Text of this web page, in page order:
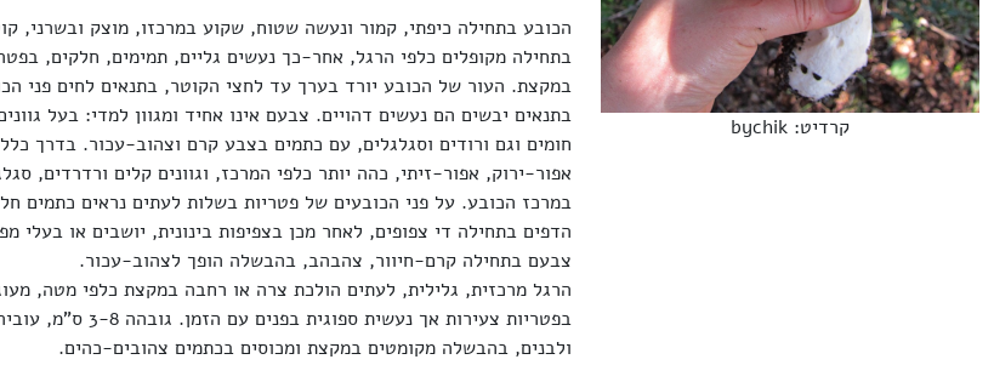
קרדיט: bychik
בתחילה מקופלים כלפי הרגל, אחר-כך נעשים גליים, תמימים, חלקים,
במקצת. העור של הכובע יורד בערך עד לחצי הקוטר, בתנאים לחים פני
בתנאים יבשים הם נעשים דהויים. צבעם אינו אחיד ומגוון למדי: בעל
חומים וגם ורודים וסגלגלים, עם כתמים בצבע קרם וצהוב-עכור. בדרך
אפור-ירוק, אפור-זיתי, כהה יותר כלפי המרכז, וגוונים קלים ורדרדים,
במרכז הכובע. על פני הכובעים של פטריות בשלות לעתים נראים כתמים
הדפים בתחילה די צפופים, לאחר מכן בצפיפות בינונית, יושבים או בעלי
צבעם בתחילה קרם-חיוור, צהבהב, בהבשלה הופך לצהוב-עכור.
הרגל מרכזית, גלילית, לעתים הולכת צרה או רחבה במקצת כלפי מטה,
ולבנים, בהבשלה מקומטים במקצת ומכוסים בכתמים צהובים-כהים.